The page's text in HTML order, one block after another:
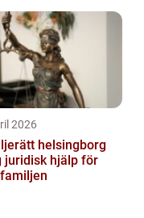
2026
helsingborg
juridisk hjälp för